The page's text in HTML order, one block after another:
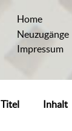
Home
Neuzugänge
Impressum
Titel Inhalt